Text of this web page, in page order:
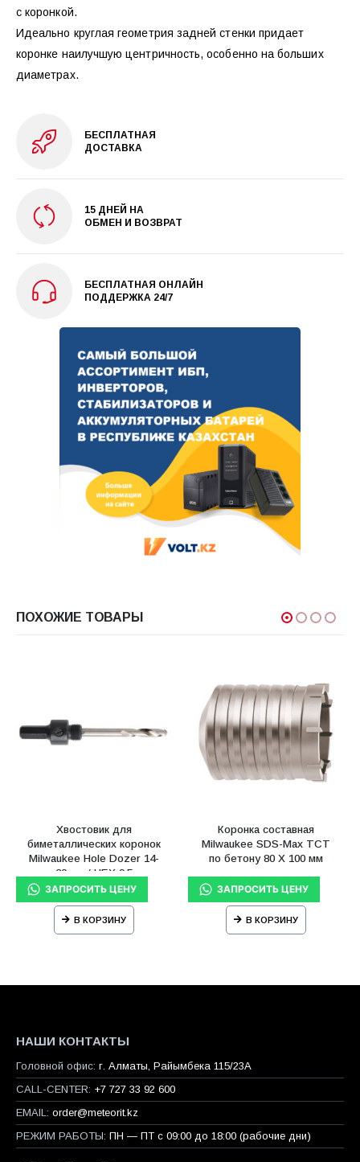
с коронкой.
Идеально круглая геометрия задней стенки придает
коронке наилучшую центричность, особенно на больших
диаметрах.
БЕСПЛАТНАЯ
ДОСТАВКА
15 ДНЕЙ НА
ОБМЕН И ВОЗВРАТ
БЕСПЛАТНАЯ ОНЛАЙН
ПОДДЕРЖКА 24/7
ПОХОЖИЕ ТОВАРЫ
Хвостовик для
биметаллических коронок
Milwaukee Hole Dozer 14-
30 мм / HEX 9,5
В КОРЗИНУ
Коронка составная
Milwaukee SDS-Max ТСТ
по бетону 80 X 100 мм
В КОРЗИНУ
НАШИ КОНТАКТЫ
Головной офис: г. Алматы, Райымбека 115/23A
CALL-CENTER: +7 727 33 92 600
EMAIL: order@meteorit.kz
РЕЖИМ РАБОТЫ: ПН — ПТ с 09:00 до 18:00 (рабочие дни)